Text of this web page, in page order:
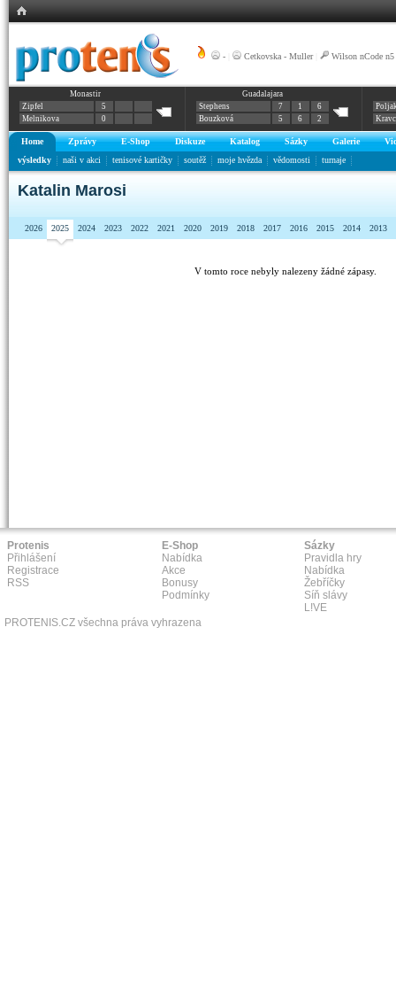
- Cetkovska - Muller| Wilson nCode n5
Monastir
Zipfel
5
Melnikova
0
Guadalajara
Stephens
7 1
6
Bouzková
5 6 2
Home Zprávy E-Shop Diskuze Katalog Sázky Galerie
výsledky
naši v akci tenisové kartičky soutěž moje hvězda vědomosti turnaje
Katalin Marosi
2026 2025 2024 2023 2022 2021 2020 2019 2018 2017 2016 2015 2014 2013
V tomto roce nebyly nalezeny žádné zápasy.
Protenis
Přihlášení
Registrace
RSS
E-Shop
Nabídka
Akce
Bonusy
Podmínky
Sázky
Pravidla hry
Nabídka
Žebříčky
Síň slávy
L!VE
PROTENIS.CZ všechna práva vyhrazena